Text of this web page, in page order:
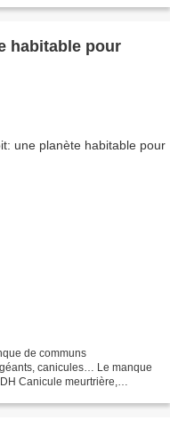
habitable pour
de communs
canicules… Le manque
Canicule meurtrière,